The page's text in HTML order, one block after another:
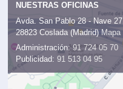
NUESTRAS OFICINAS
Avda. San Pablo 28 - Nave 27,
28823 Coslada (Madrid) Mapa
Administración: 91 724 05 70
Publicidad: 91 513 04 95